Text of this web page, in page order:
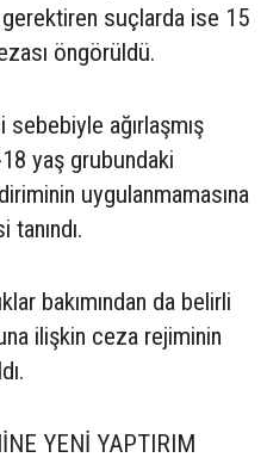
suçlarda ise 15
öngörüldü.
ağırlaşmış
yaş grubundaki
uygulanmamasına
bakımından da belirli
ilişkin ceza rejiminin
YENİ YAPTIRIM